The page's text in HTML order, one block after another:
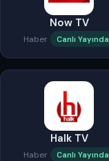
Now TV
Haber Canlı Yayında
Halk TV
Haber Canlı Yayında